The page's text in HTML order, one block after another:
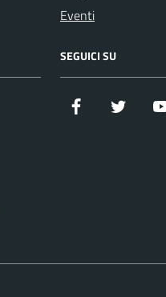
Eventi
SEGUICI SU
Facebook Twitter